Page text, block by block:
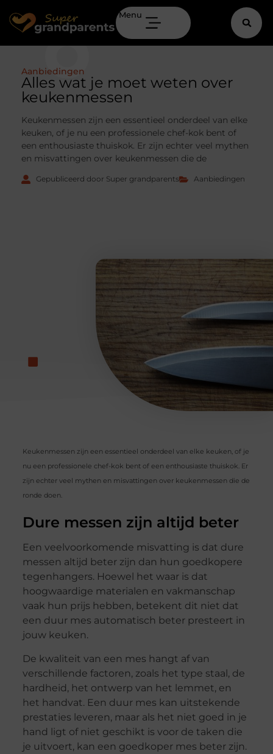
Menu
Aanbiedingen
Alles wat je moet weten over
keukenmessen
Keukenmessen zijn een essentieel onderdeel van elke
keuken, of je nu een professionele chef-kok bent of
een enthousiaste thuiskok. Er zijn echter veel mythen
en misvattingen over keukenmessen die de
Gepubliceerd door Super grandparents Aanbiedingen
Keukenmessen zijn een essentieel onderdeel van elke keuken, of je
nu een professionele chef-kok bent of een enthousiaste thuiskok. Er
zijn echter veel mythen en misvattingen over keukenmessen die de
ronde doen.
Dure messen zijn altijd beter
Een veelvoorkomende misvatting is dat dure
messen altijd beter zijn dan hun goedkopere
tegenhangers. Hoewel het waar is dat
hoogwaardige materialen en vakmanschap
vaak hun prijs hebben, betekent dit niet dat
een duur mes automatisch beter presteert in
jouw keuken.
De kwaliteit van een mes hangt af van
verschillende factoren, zoals het type staal, de
hardheid, het ontwerp van het lemmet, en
het handvat. Een duur mes kan uitstekende
prestaties leveren, maar als het niet goed in je
hand ligt of niet geschikt is voor de taken die
je uitvoert, kan een goedkoper mes beter zijn.